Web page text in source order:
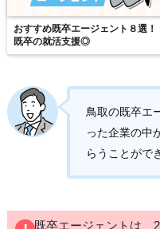
おすすめ既卒エージェント８選！
既卒の就活支援◎
鳥取の既卒エ
った企業の中
らうことがで
既卒エージェントは、